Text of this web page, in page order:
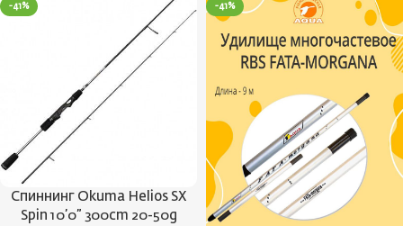
-41%
Спиннинг Okuma Helios SX
Spin 10’0” 300cm 20-50g
-41%